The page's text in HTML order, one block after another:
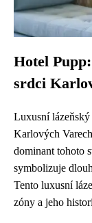
Hotel
srdci
Luxusní
Karlových
dominant tohoto
symbolizuje
Tento luxusní
zóny a jeho